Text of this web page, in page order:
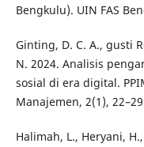
Bengkulu). UIN FAS
Ginting, D. C. A., gusti
N. 2024. Analisis
sosial di era digital.
Manajemen, 2(1),
Halimah, L., Heryani,